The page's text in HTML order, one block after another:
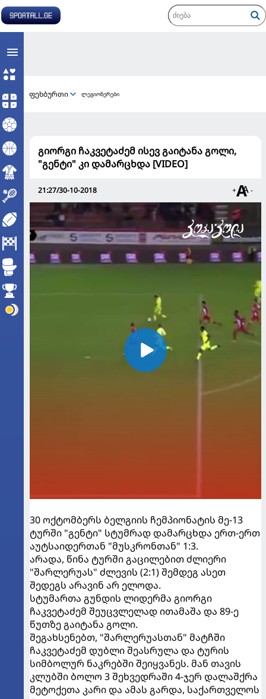
ფეხბურთი ლეგიონერები
გიორგი ჩაკვეტაძემ ისევ გაიტანა გოლი,
"გენტი" კი დამარცხდა [VIDEO]
21:27/30-10-2018 + -
30 ოქტომბერს ბელგიის ჩემპიონატის მე-13
ტურში "გენტი" სტუმრად დამარცხდა ერთ-ერთ
აუტსაიდერთან "მუსკრონთან" 1:3.
არადა, წინა ტურში გაცილებით ძლიერი
"შარლერუას" ძლევის (2:1) შემდეგ ასეთ
შედეგს არავინ არ ელოდა.
სტუმართა გუნდის ლიდერმა გიორგი
ჩაკვეტაძემ შეუცვლელად ითამაშა და 89-ე
წუთზე გაიტანა გოლი.
შეგახსენებთ, "შარლერუასთან" მატჩში
ჩაკვეტაძემ დუბლი შეასრულა და ტურის
სიმბოლურ ნაკრებში შეიყვანეს. მან თავის
კლუბში ბოლო 3 შეხვედრაში 4-ჯერ დალაშქრა
მეტოქეთა კარი და ამას გარდა, საქართველოს